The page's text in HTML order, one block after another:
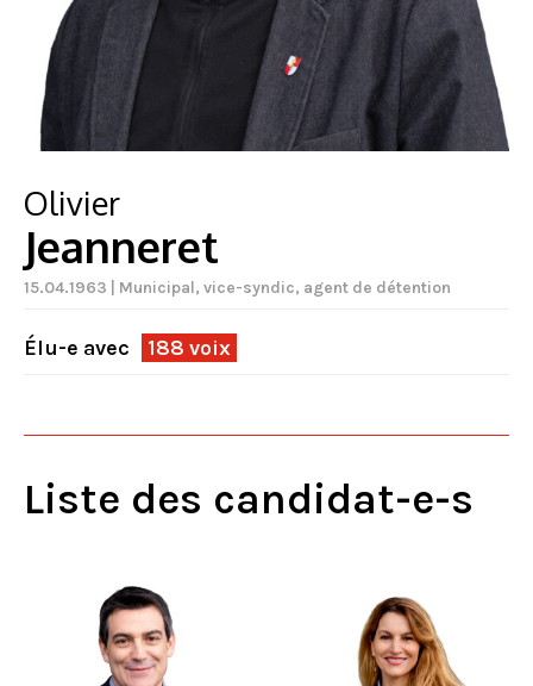
Olivier
Jeanneret
15.04.1963 | Municipal, vice-syndic, agent de détention
Élu-e avec 188 voix
Liste des candidat-e-s